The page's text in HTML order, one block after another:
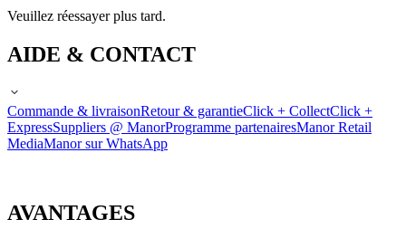
Veuillez réessayer plus tard.
AIDE & CONTACT
Commande & livraisonRetour & garantieClick + CollectClick +
ExpressSuppliers @ ManorProgramme partenairesManor Retail
MediaManor sur WhatsApp
AVANTAGES